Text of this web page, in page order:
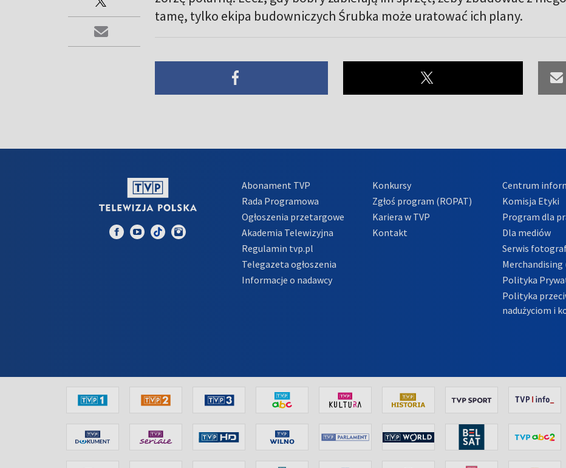
tamę, tylko ekipa budowniczych Śrubka może uratować ich plany.
Abonament TVP
Rada Programowa
Ogłoszenia przetargowe
Akademia Telewizyjna
Regulamin tvp.pl
Telegazeta ogłoszenia
Informacje o nadawcy
Konkursy
Zgłoś program (ROPAT)
Kariera w TVP
Kontakt
Centrum
Komisja Etyki
Program dla
Dla mediów
Serwis
Merchandising
Polityka
Polityka
nadużyciom i